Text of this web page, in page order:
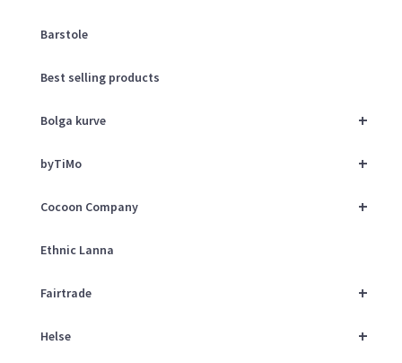
Barstole
Best selling products
+
Bolga kurve
+
byTiMo
+
Cocoon Company
Ethnic Lanna
+
Fairtrade
+
Helse